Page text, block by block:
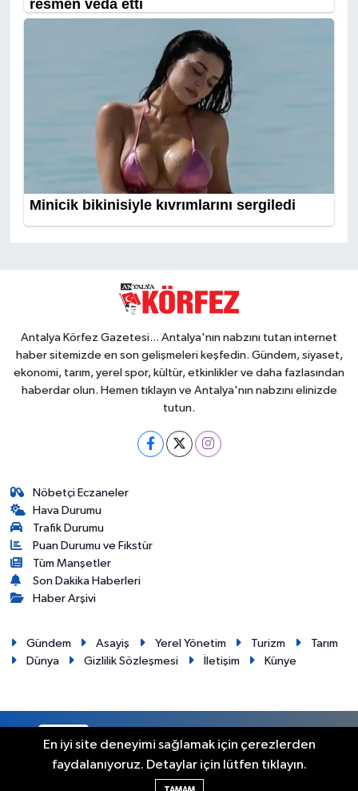
Antalya Körfez Gazetesi... Antalya'nın nabzını tutan internet
haber sitemizde en son gelişmeleri keşfedin. Gündem, siyaset,
ekonomi, tarım, yerel spor, kültür, etkinlikler ve daha fazlasından
haberdar olun. Hemen tıklayın ve Antalya'nın nabzını elinizde
tutun.
Nöbetçi Eczaneler
Hava Durumu
Trafik Durumu
Puan Durumu ve Fikstür
Tüm Manşetler
Son Dakika Haberleri
Haber Arşivi
Gündem Asayiş Yerel Yönetim Turizm
Tarım
Dünya
Gizlilik Sözleşmesi İletişim Künye
Haber Yazılımı:
En iyi site deneyimi sağlamak için çerezlerden
faydalanıyoruz. Detaylar için lütfen tıklayın.